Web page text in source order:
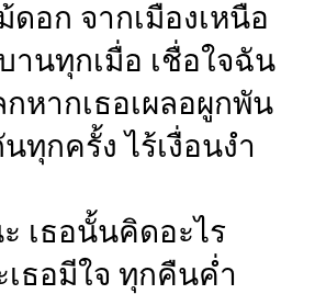
ดอก จากเมืองเหนือ
านทุกเมื่อ เชื่อใจฉัน
หากเธอเผลอผูกพัน
ทุกครั้ง ไร้เงื่อนงำ
เธอนั้นคิดอะไร
ธอมีใจ ทุกคืนค่ำ